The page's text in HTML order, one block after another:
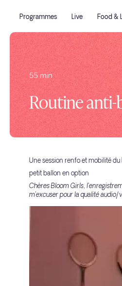
Programmes Live Food &
55 min
Routine
Une session renfo et mobilité du
petit ballon en option
Chères Bloom Girls,
m'excuser pour la qualité audio/